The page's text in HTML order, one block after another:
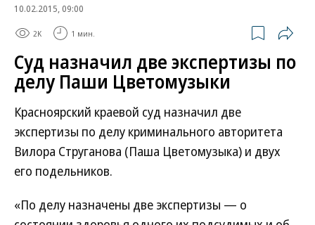
10.02.2015, 09:00
2K 1 мин.
Суд назначил две экспертизы по
делу Паши Цветомузыки
Красноярский краевой суд назначил две
экспертизы по делу криминального авторитета
Вилора Струганова (Паша Цветомузыка) и двух
его подельников.
«По делу назначены две экспертизы — о